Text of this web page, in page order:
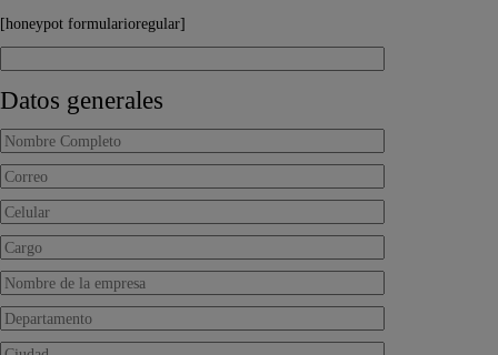
[honeypot formularioregular]
Datos generales